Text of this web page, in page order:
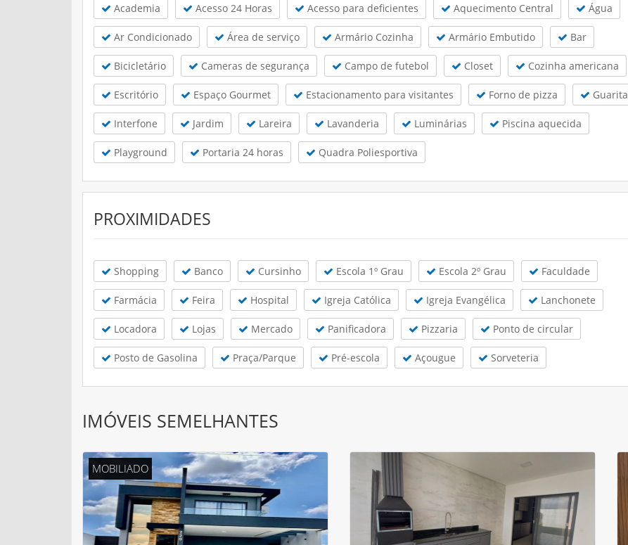
Academia Acesso 24 Horas Acesso para deficientes Aquecimento Central Água
Ar Condicionado Área de serviço Armário Cozinha Armário Embutido Bar
Bicicletário Cameras de segurança Campo de futebol Closet Cozinha americana
Escritório Espaço Gourmet Estacionamento para visitantes Forno de pizza Guarita
Interfone Jardim Lareira Lavanderia Luminárias Piscina aquecida
Playground Portaria 24 horas Quadra Poliesportiva
PROXIMIDADES
Shopping Banco Cursinho Escola 1º Grau Escola 2º Grau Faculdade
Farmácia Feira Hospital Igreja Católica Igreja Evangélica Lanchonete
Locadora Lojas Mercado Panificadora Pizzaria Ponto de circular
Posto de Gasolina Praça/Parque Pré-escola Açougue Sorveteria
IMÓVEIS SEMELHANTES
MOBILIADO